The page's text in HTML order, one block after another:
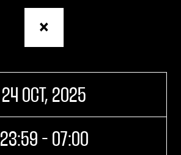
Retour
24 OCT, 2025
23:59 - 07:00